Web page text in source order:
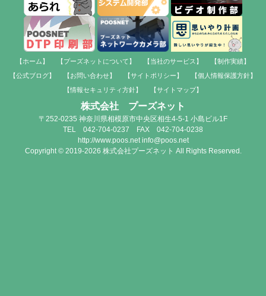
【ホーム】 【プーズネットについて】 【当社のサービス】
【制作実績】
【公式ブログ】
【お問い合わせ】 【サイトポリシー】
【個人情報保護方針】
【情報セキュリティ方針】
【サイトマップ】
株式会社 プーズネット
〒252-0235 神奈川県相模原市中央区相生4-5-1 小島ビル1F
TEL 042-704-0237 FAX 042-704-0238
http://www.poos.net info@poos.net
Copyright © 2019-2026 株式会社プーズネット All Rights Reserved.